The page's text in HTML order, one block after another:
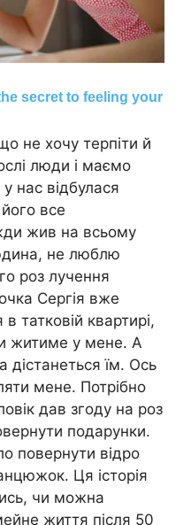
не хочу терпіти й
люди і маємо
нас відбулася
все
жив на всьому
не люблю
роз лучення
Сергія вже
татковій квартирі,
житиме у мене. А
дістанеться їм. Ось
мене. Потрібно
дав згоду на роз
подарунки.
повернути відро
Ця історія
чи можна
життя після 50